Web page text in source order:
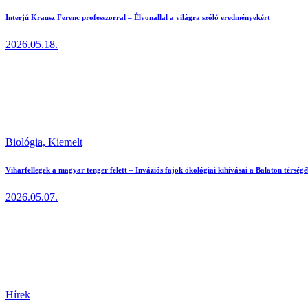
Interjú Krausz Ferenc professzorral – Élvonallal a világra szóló eredményekért
2026.05.18.
Biológia, Kiemelt
Viharfellegek a magyar tenger felett – Inváziós fajok ökológiai kihívásai a Balaton
2026.05.07.
Hírek